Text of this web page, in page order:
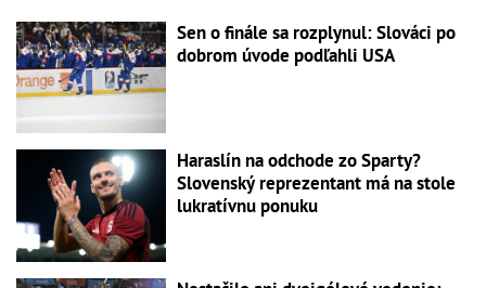
Sen o finále sa rozplynul: Slováci po
dobrom úvode podľahli USA
Haraslín na odchode zo Sparty?
Slovenský reprezentant má na stole
lukratívnu ponuku